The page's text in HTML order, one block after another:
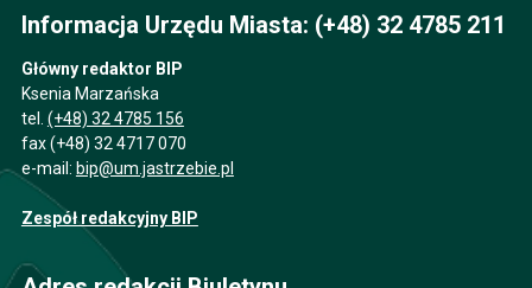
Informacja Urzędu Miasta: (+48) 32 4785 211
Główny redaktor BIP
Ksenia Marzańska
tel. (+48) 32 4785 156
fax (+48) 32 4717 070
e-mail: bip@um.jastrzebie.pl
Zespół redakcyjny BIP